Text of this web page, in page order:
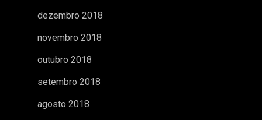
dezembro 2018
novembro 2018
outubro 2018
setembro 2018
agosto 2018